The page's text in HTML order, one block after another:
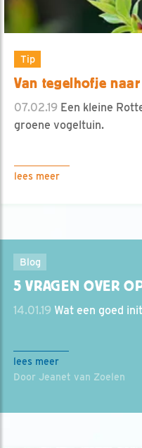
Tip
Van tegelhofje
07.02.19 Een kleine
groene vogeltuin.
lees meer
Blog
5 VRAGEN OVER
14.01.19 Wat een goed
lees meer
Door Jeanet van Zoelen